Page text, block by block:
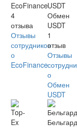
EcoFinance
4
отзыва
Отзывы
сотрудников
о
EcoFinance
Обмен
USDT
1
отзыв
Отзывы
о
Обмен
USDT